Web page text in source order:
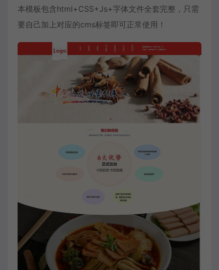
本模板包含html+CSS+Js+字体文件全套完整，只需
要自己加上对应的cms标签即可正常使用！